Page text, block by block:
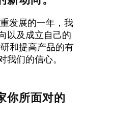
发展的一年，我
以及成立自己的
和提高产品的有
我们的信心。
你所面对的